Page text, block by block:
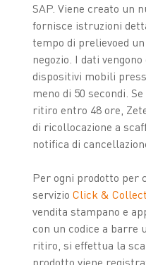
SAP. Viene creato un
fornisce istruzioni
tempo di prelievoed
negozio. I dati
dispositivi mobili
meno di 50 secondi.
ritiro entro 48 ore,
di ricollocazione a
notifica di
Per ogni prodotto per
servizio Click & Collect
vendita stampano e
con un codice a barre
ritiro, si effettua la